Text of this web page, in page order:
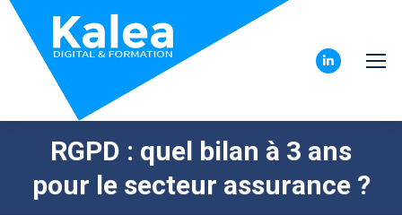
LinkedIn
opens
in
window
RGPD : quel bilan à 3 ans
pour le secteur assurance ?